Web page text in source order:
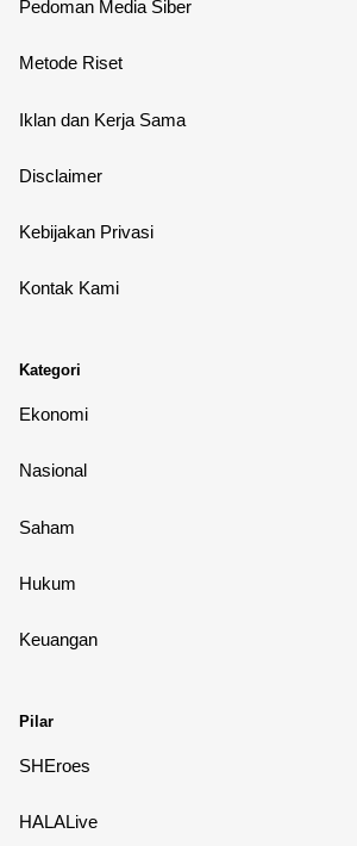
Pedoman Media Siber
Metode Riset
Iklan dan Kerja Sama
Disclaimer
Kebijakan Privasi
Kontak Kami
Kategori
Ekonomi
Nasional
Saham
Hukum
Keuangan
Pilar
SHEroes
HALALive